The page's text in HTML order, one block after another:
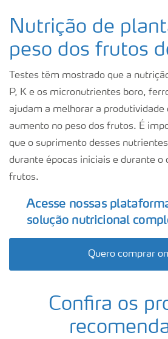
Nutrição de
peso dos frutos
Testes têm mostrado que a
P, K e os micronutrientes boro,
ajudam a melhorar a produtividade
aumento no peso dos frutos. É
que o suprimento desses
durante épocas iniciais e durante o
frutos.
Acesse nossas
solução nutricional
Quero comprar
Confira os